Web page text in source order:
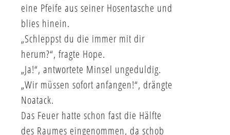
eine Pfeife aus seiner Hosentasche und
blies hinein.
„Schleppst du die immer mit dir
herum?“, fragte Hope.
„Ja!“, antwortete Minsel ungeduldig.
„Wir müssen sofort anfangen!“, drängte
Noatack.
Das Feuer hatte schon fast die Hälfte
des Raumes eingenommen, da schob